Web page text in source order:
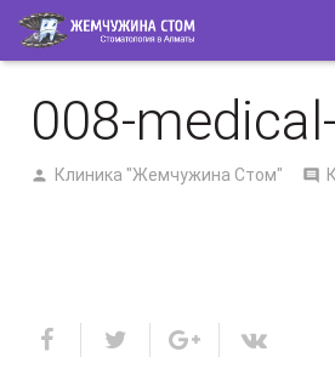
О НАС
008-
Клиника "Жемчужина Стом"